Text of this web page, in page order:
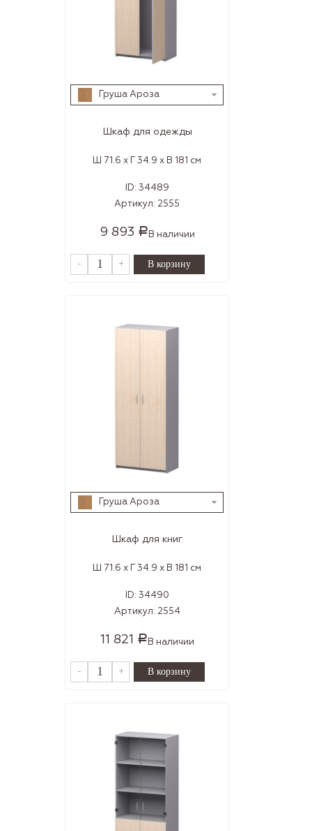
Груша Ароза
Шкаф для одежды
Ш 71.6 x Г 34.9 x В 181 см
ID: 34489
Артикул: 2555
9 893 Р В наличии
- +
Груша Ароза
Шкаф для книг
Ш 71.6 x Г 34.9 x В 181 см
ID: 34490
Артикул: 2554
11 821 Р В наличии
- +